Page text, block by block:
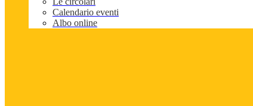
Calendario eventi
Albo online